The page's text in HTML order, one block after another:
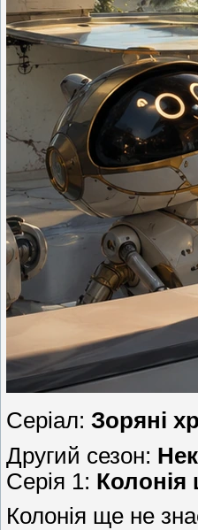
Серіал: Зоряні
Другий сезон:
Серія 1: Колонія
Колонія ще не